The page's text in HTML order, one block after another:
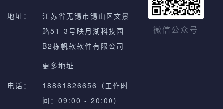
地址：
江苏省无锡市锡山区文景
路51-3号映月湖科技园
B2栋帆软软件有限公司
更多地址
电话：
18861826656（工作时
间：09:00 - 20:00）
微信公众号